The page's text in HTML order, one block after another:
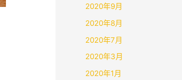
2020年9月
2020年8月
2020年7月
2020年3月
2020年1月